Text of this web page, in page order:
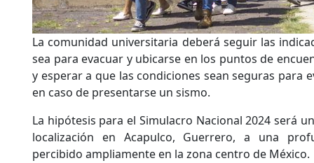
La comunidad universitaria deberá seguir las
sea para evacuar y ubicarse en los puntos de
y esperar a que las condiciones sean seguras para
en caso de presentarse un sismo.
La hipótesis para el Simulacro Nacional 2024 será
localización en Acapulco, Guerrero, a una
percibido ampliamente en la zona centro de México.